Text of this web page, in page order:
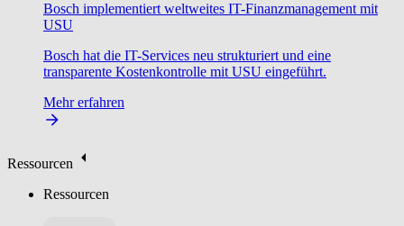
Bosch implementiert weltweites IT-Finanzmanagement mit
USU
Bosch hat die IT-Services neu strukturiert und eine
transparente Kostenkontrolle mit USU eingeführt.
Mehr erfahren
Ressourcen
Ressourcen